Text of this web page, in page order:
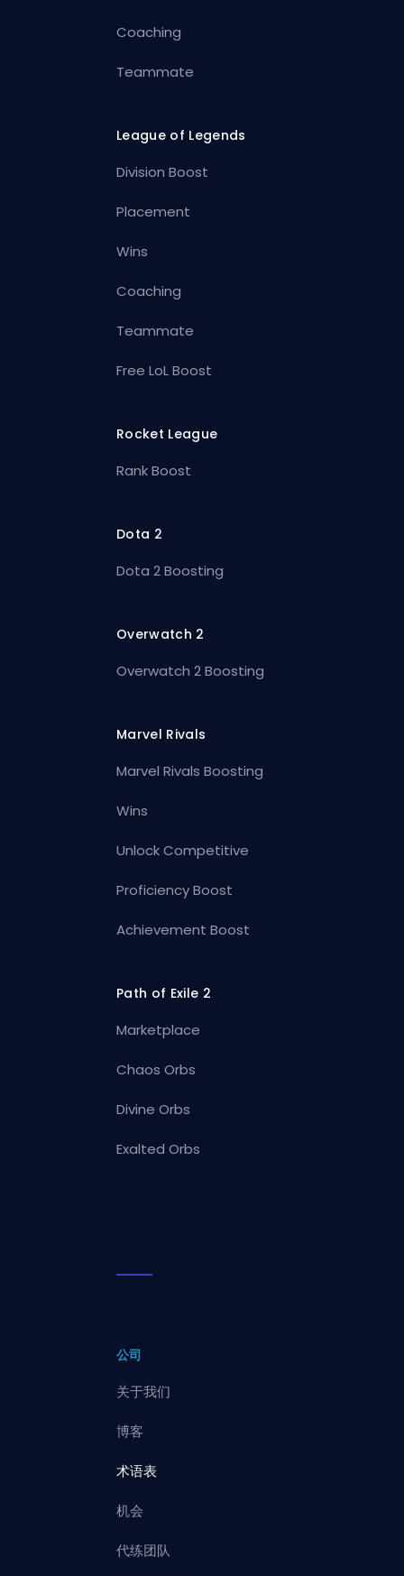
Coaching
Teammate
League of Legends
Division Boost
Placement
Wins
Coaching
Teammate
Free LoL Boost
Rocket League
Rank Boost
Dota 2
Dota 2 Boosting
Overwatch 2
Overwatch 2 Boosting
Marvel Rivals
Marvel Rivals Boosting
Wins
Unlock Competitive
Proficiency Boost
Achievement Boost
Path of Exile 2
Marketplace
Chaos Orbs
Divine Orbs
Exalted Orbs
公司
关于我们
博客
术语表
机会
代练团队